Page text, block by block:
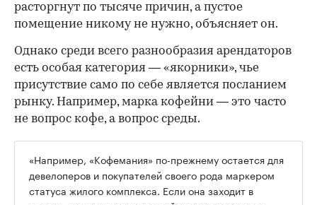
расторгнут по тысяче причин, а пустое
помещение никому не нужно, объясняет он.
Однако среди всего разнообразия арендаторов
есть особая категория — «якорники», чье
присутствие само по себе является посланием
рынку. Например, марка кофейни — это часто
не вопрос кофе, а вопрос среды.
«Например, «Кофемания» по-прежнему остается для
девелоперов и покупателей своего рода маркером
статуса жилого комплекса. Если она заходит в